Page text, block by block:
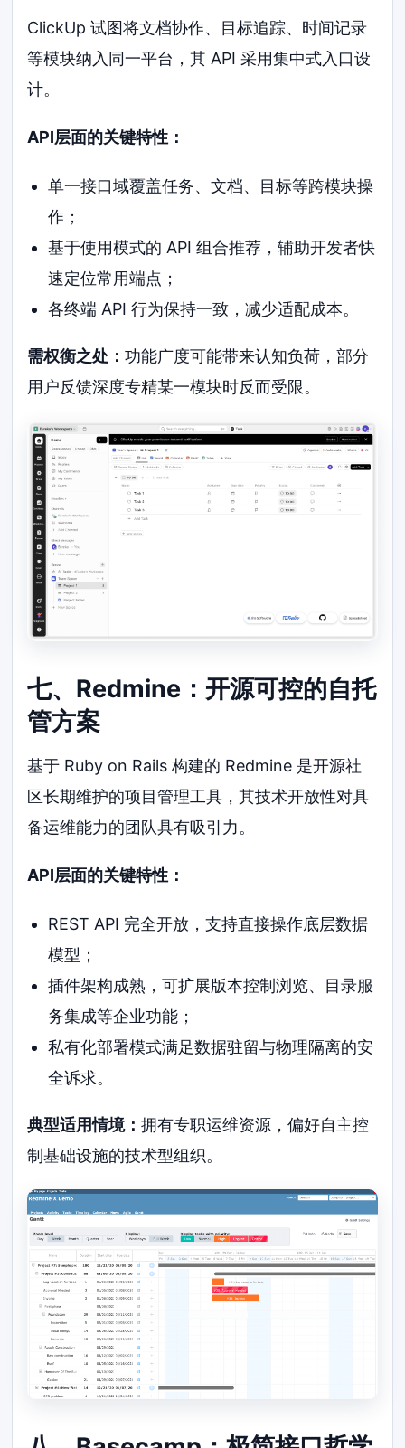
ClickUp 试图将文档协作、目标追踪、时间记录
等模块纳入同一平台，其 API 采用集中式入口设
计。
API层面的关键特性：
单一接口域覆盖任务、文档、目标等跨模块操
作；
基于使用模式的 API 组合推荐，辅助开发者快
速定位常用端点；
各终端 API 行为保持一致，减少适配成本。
需权衡之处：功能广度可能带来认知负荷，部分
用户反馈深度专精某一模块时反而受限。
七、Redmine：开源可控的自托
管方案
基于 Ruby on Rails 构建的 Redmine 是开源社
区长期维护的项目管理工具，其技术开放性对具
备运维能力的团队具有吸引力。
API层面的关键特性：
REST API 完全开放，支持直接操作底层数据
模型；
插件架构成熟，可扩展版本控制浏览、目录服
务集成等企业功能；
私有化部署模式满足数据驻留与物理隔离的安
全诉求。
典型适用情境：拥有专职运维资源，偏好自主控
制基础设施的技术型组织。